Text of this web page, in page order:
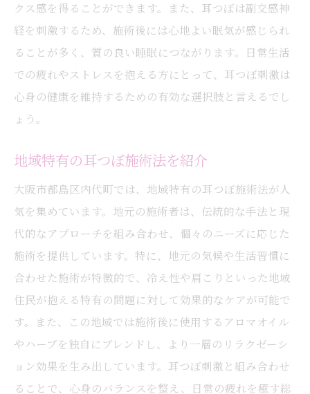
地域密着型の耳つぼサポート体制
耳つぼを通じた生活習慣の改善
耳つぼで免疫力アップを目指す
耳つぼリフレッシュの基本ステップ
心身の疲れを癒す耳つぼポイント
リフレッシュに最適な耳つぼの選び方
耳つぼリフレッシュ体験談
耳つぼを使ったセルフリフレッシュ法
リフレッシュに必要な耳つぼの知識
耳つぼを活用した健康と美の新しい提案
美容と健康を両立する耳つぼ提案
耳つぼを活用した新しいライフスタイル
クス感を得ることができます。また、耳つぼは副交感神
経を刺激するため、施術後には心地よい眠気が感じられ
ることが多く、質の良い睡眠につながります。日常生活
での疲れやストレスを抱える方にとって、耳つぼ刺激は
心身の健康を維持するための有効な選択肢と言えるでし
ょう。
地域特有の耳つぼ施術法を紹介
大阪市都島区内代町では、地域特有の耳つぼ施術法が人
気を集めています。地元の施術者は、伝統的な手法と現
代的なアプローチを組み合わせ、個々のニーズに応じた
施術を提供しています。特に、地元の気候や生活習慣に
合わせた施術が特徴的で、冷え性や肩こりといった地域
住民が抱える特有の問題に対して効果的なケアが可能で
す。また、この地域では施術後に使用するアロマオイル
やハーブを独自にブレンドし、より一層のリラクゼーシ
ョン効果を生み出しています。耳つぼ刺激と組み合わせ
ることで、心身のバランスを整え、日常の疲れを癒す総